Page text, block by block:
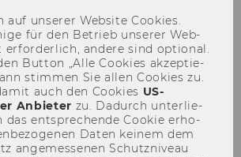
7
auf un­se­rer Web­site Coo­kies.
für den Be­trieb un­se­rer Web­
an­de­re sind op­tio­nal.
But­ton „Alle Coo­kies ak­zep­tie­
stim­men Sie allen Coo­kies zu.
auch den Coo­kies US-​
An­bie­ter zu. Da­durch un­ter­lie­
das ent­spre­chen­de Coo­kie er­ho­
Daten kei­nem dem
an­ge­mes­se­nen Schutz­ni­veau